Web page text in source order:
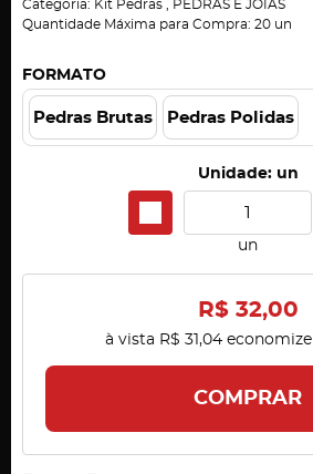
Categoria: Kit Pedras
PEDRAS E JÓIAS
Quantidade Máxima para Compra: 20 un
FORMATO
Pedras Brutas Pedras Polidas
Unidade: un
un
R$ 32,00
à vista R$ 31,04 economize
COMPRAR